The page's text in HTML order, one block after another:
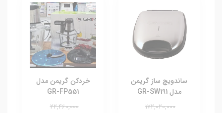
ساندویچ ساز گریمن
مدل GR-SW191
172,020,000
خردکن گریمن مدل
GR-FP551
22,460,000